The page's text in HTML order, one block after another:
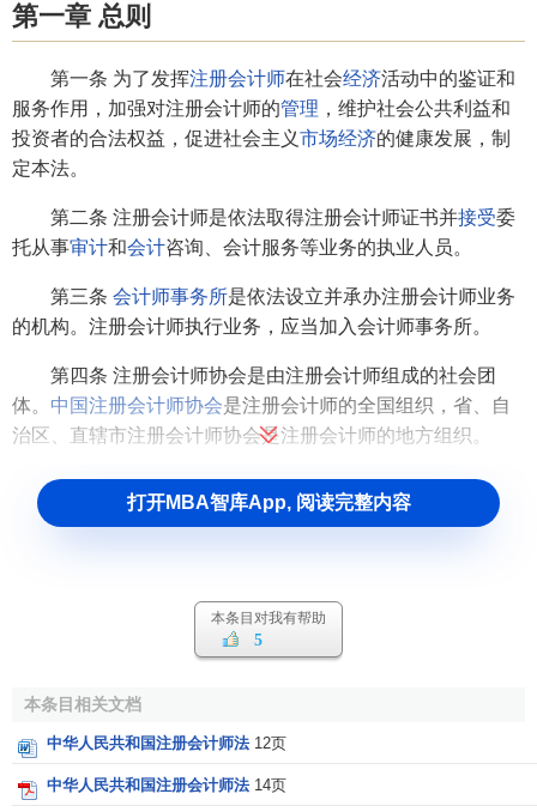
第一章 总则
第一条 为了发挥注册会计师在社会经济活动中的鉴证和
服务作用，加强对注册会计师的管理 ，维护社会公共利益和
投资者的合法权益，促进社会主义市场经济的健康发展，制
定本法。
第二条 注册会计师是依法取得注册会计师证书并接受委
托从事审计和会计咨询、会计服务等业务的执业人员。
第三条 会计师事务所是依法设立并承办注册会计师业务
的机构。注册会计师执行业务，应当加入会计师事务所。
第四条 注册会计师协会是由注册会计师组成的社会团
体。 中国注册会计师协会是注册会计师的全国组织，省、自
治区、直辖市注册会计师协会是注册会计师的地方组织。
第五条 国务院财政部门和省、自治区、直辖市人民政府
财政部门，依法对注册会计师、会计师事务所和注册会计师
。注册会计师和会计师事务所依法独立、公
正执行业务，受法律保护。
第二章 考试和注册
第七条 国家实行注册会计师全国统一考试制度。注册会
计师全国统一考试办法，由国务院财政部门制定，由中国注
打开MBA智库App, 阅读完整内容
本条目对我有帮助
5
本条目相关文档
中华人民共和国注册会计师法 12页
中华人民共和国注册会计师法 14页